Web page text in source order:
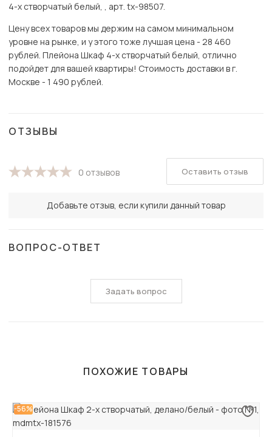
4-х створчатый белый, , арт. tx-98507.
Цену всех товаров мы держим на самом минимальном
уровне на рынке, и у этого тоже лучшая цена - 28 460
рублей. Плейона Шкаф 4-х створчатый белый, отлично
подойдет для вашей квартиры! Стоимость доставки в г.
Москве - 1 490 рублей.
ОТЗЫВЫ
0 отзывов
Добавьте отзыв, если купили данный товар
Оставить отзыв
ВОПРОС-ОТВЕТ
Задать вопрос
ПОХОЖИЕ ТОВАРЫ
-56%